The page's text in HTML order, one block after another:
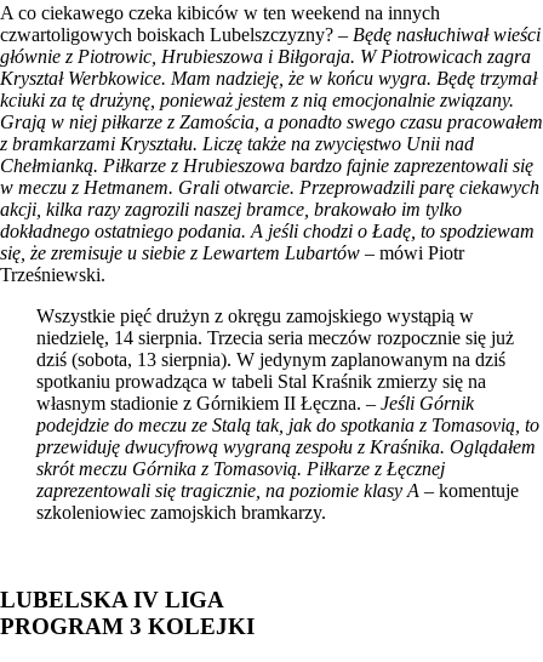
A co ciekawego czeka kibiców w ten weekend na innych
czwartoligowych boiskach Lubelszczyzny? – Będę nasłuchiwał wieści
głównie z Piotrowic, Hrubieszowa i Biłgoraja. W Piotrowicach zagra
Kryształ Werbkowice. Mam nadzieję, że w końcu wygra. Będę trzymał
kciuki za tę drużynę, ponieważ jestem z nią emocjonalnie związany.
Grają w niej piłkarze z Zamościa, a ponadto swego czasu pracowałem
z bramkarzami Kryształu. Liczę także na zwycięstwo Unii nad
Chełmianką. Piłkarze z Hrubieszowa bardzo fajnie zaprezentowali się
w meczu z Hetmanem. Grali otwarcie. Przeprowadzili parę ciekawych
akcji, kilka razy zagrozili naszej bramce, brakowało im tylko
dokładnego ostatniego podania. A jeśli chodzi o Ładę, to spodziewam
się, że zremisuje u siebie z Lewartem Lubartów – mówi Piotr
Trześniewski.
Wszystkie pięć drużyn z okręgu zamojskiego wystąpią w
niedzielę, 14 sierpnia. Trzecia seria meczów rozpocznie się już
dziś (sobota, 13 sierpnia). W jedynym zaplanowanym na dziś
spotkaniu prowadząca w tabeli Stal Kraśnik zmierzy się na
własnym stadionie z Górnikiem II Łęczna. – Jeśli Górnik
podejdzie do meczu ze Stalą tak, jak do spotkania z Tomasovią, to
przewiduję dwucyfrową wygraną zespołu z Kraśnika. Oglądałem
skrót meczu Górnika z Tomasovią. Piłkarze z Łęcznej
zaprezentowali się tragicznie, na poziomie klasy A – komentuje
szkoleniowiec zamojskich bramkarzy.
LUBELSKA IV LIGA
PROGRAM 3 KOLEJKI